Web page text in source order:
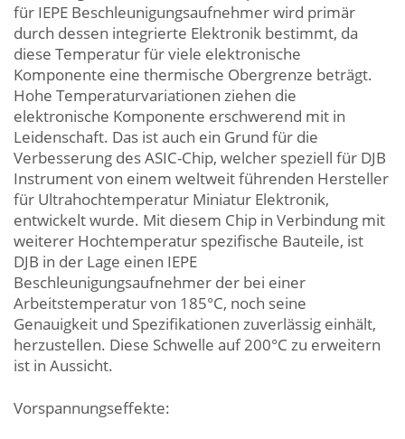
für IEPE Beschleunigungsaufnehmer wird primär
durch dessen integrierte Elektronik bestimmt, da
diese Temperatur für viele elektronische
Komponente eine thermische Obergrenze beträgt.
Hohe Temperaturvariationen ziehen die
elektronische Komponente erschwerend mit in
Leidenschaft. Das ist auch ein Grund für die
Verbesserung des ASIC-Chip, welcher speziell für DJB
Instrument von einem weltweit führenden Hersteller
für Ultrahochtemperatur Miniatur Elektronik,
entwickelt wurde. Mit diesem Chip in Verbindung mit
weiterer Hochtemperatur spezifische Bauteile, ist
DJB in der Lage einen IEPE
Beschleunigungsaufnehmer der bei einer
Arbeitstemperatur von 185°C, noch seine
Genauigkeit und Spezifikationen zuverlässig einhält,
herzustellen. Diese Schwelle auf 200°C zu erweitern
ist in Aussicht.
Vorspannungseffekte: